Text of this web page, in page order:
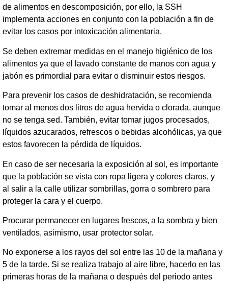
de alimentos en descomposición, por ello, la SSH
implementa acciones en conjunto con la población a fin de
evitar los casos por intoxicación alimentaria.
Se deben extremar medidas en el manejo higiénico de los
alimentos ya que el lavado constante de manos con agua y
jabón es primordial para evitar o disminuir estos riesgos.
Para prevenir los casos de deshidratación, se recomienda
tomar al menos dos litros de agua hervida o clorada, aunque
no se tenga sed. También, evitar tomar jugos procesados,
líquidos azucarados, refrescos o bebidas alcohólicas, ya que
estos favorecen la pérdida de líquidos.
En caso de ser necesaria la exposición al sol, es importante
que la población se vista con ropa ligera y colores claros, y
al salir a la calle utilizar sombrillas, gorra o sombrero para
proteger la cara y el cuerpo.
Procurar permanecer en lugares frescos, a la sombra y bien
ventilados, asimismo, usar protector solar.
No exponerse a los rayos del sol entre las 10 de la mañana y
5 de la tarde. Si se realiza trabajo al aire libre, hacerlo en las
primeras horas de la mañana o después del periodo antes